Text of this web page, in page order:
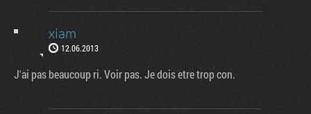
xiam
12.06.2013
J'ai pas beaucoup ri. Voir pas. Je dois etre trop con.